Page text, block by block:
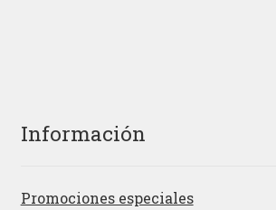
Información
Promociones especiales